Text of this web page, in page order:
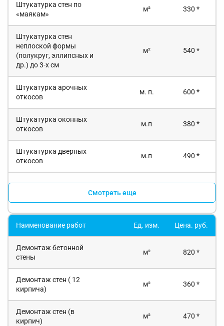
Штукатурка стен по
«маякам»
м² 330 *
Штукатурка стен
неплоской формы
(полукруг, эллипсных и
др.) до 3-х см
м² 540 *
Штукатурка арочных
откосов
м. п. 600 *
Штукатурка оконных
откосов
м.п 380 *
Штукатурка дверных
откосов
м.п 490 *
Смотреть еще
Наименование работ Ед. изм. Цена. руб.
Демонтаж бетонной
стены
м² 820 *
Демонтаж стен ( 12
кирпича)
м² 360 *
Демонтаж стен (в
кирпич)
м² 470 *